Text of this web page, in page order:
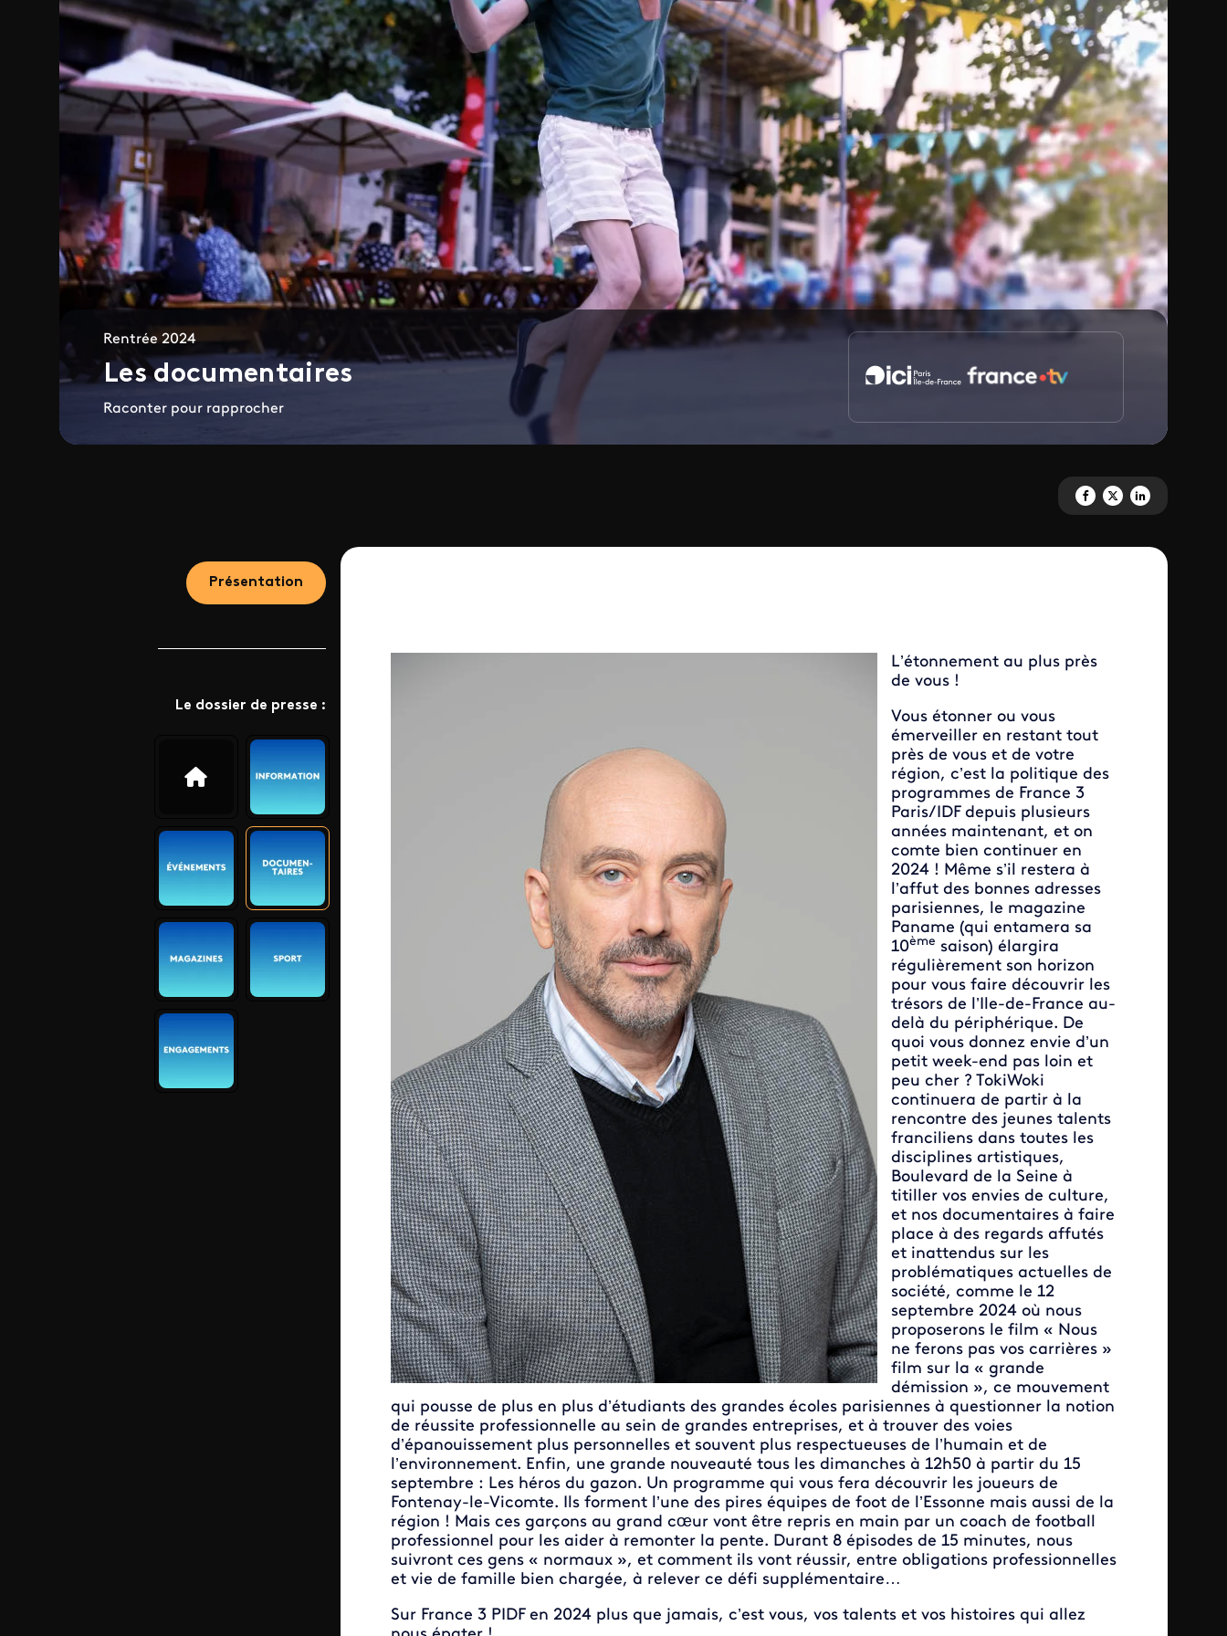
Rentrée 2024
Les documentaires
Raconter pour rapprocher
Partagez 'Les documentaires'
Partagez 'Les
Partagez 'Les
Présentation
Le dossier de presse :
L’étonnement au plus près
de vous !
Vous étonner ou vous
émerveiller en restant tout
près de vous et de votre
région, c’est la politique des
programmes de France 3
Paris/IDF depuis plusieurs
années maintenant, et on
comte bien continuer en
2024 ! Même s’il restera à
l’affut des bonnes adresses
parisiennes, le magazine
Paname (qui entamera sa
10ème saison) élargira
régulièrement son horizon
pour vous faire découvrir les
trésors de l’Ile-de-France au-
delà du périphérique. De
quoi vous donnez envie d’un
petit week-end pas loin et
peu cher ? TokiWoki
continuera de partir à la
rencontre des jeunes talents
franciliens dans toutes les
disciplines artistiques,
Boulevard de la Seine à
titiller vos envies de culture,
et nos documentaires à faire
place à des regards affutés
et inattendus sur les
problématiques actuelles de
société, comme le 12
septembre 2024 où nous
proposerons le film « Nous
ne ferons pas vos carrières »
film sur la « grande
démission », ce mouvement
qui pousse de plus en plus d’étudiants des grandes écoles parisiennes à questionner la notion
de réussite professionnelle au sein de grandes entreprises, et à trouver des voies
d’épanouissement plus personnelles et souvent plus respectueuses de l’humain et de
l’environnement. Enfin, une grande nouveauté tous les dimanches à 12h50 à partir du 15
septembre : Les héros du gazon. Un programme qui vous fera découvrir les joueurs de
Fontenay-le-Vicomte. Ils forment l’une des pires équipes de foot de l’Essonne mais aussi de la
région ! Mais ces garçons au grand cœur vont être repris en main par un coach de football
professionnel pour les aider à remonter la pente. Durant 8 épisodes de 15 minutes, nous
suivront ces gens « normaux », et comment ils vont réussir, entre obligations professionnelles
et vie de famille bien chargée, à relever ce défi supplémentaire…
Sur France 3 PIDF en 2024 plus que jamais, c’est vous, vos talents et vos histoires qui allez